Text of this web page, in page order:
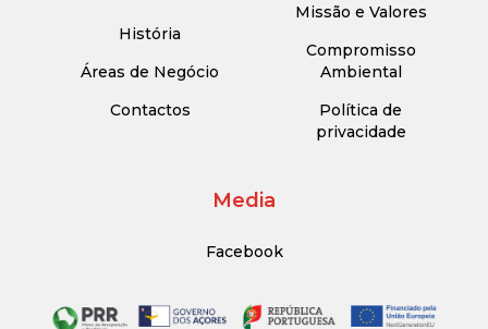
História
Áreas de Negócio
Contactos
Missão e Valores
Compromisso
Ambiental
Política de
privacidade
Media
Facebook